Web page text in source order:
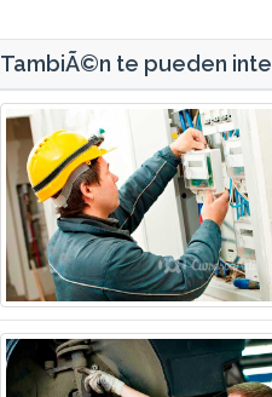
TambiÃ©n te pueden